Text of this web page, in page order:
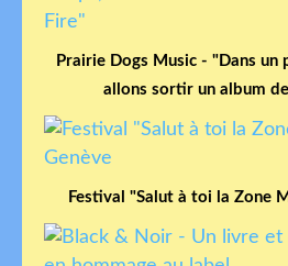
Prairie Dogs Music - "Dans un
allons sortir un album
Festival "Salut à toi la Zone